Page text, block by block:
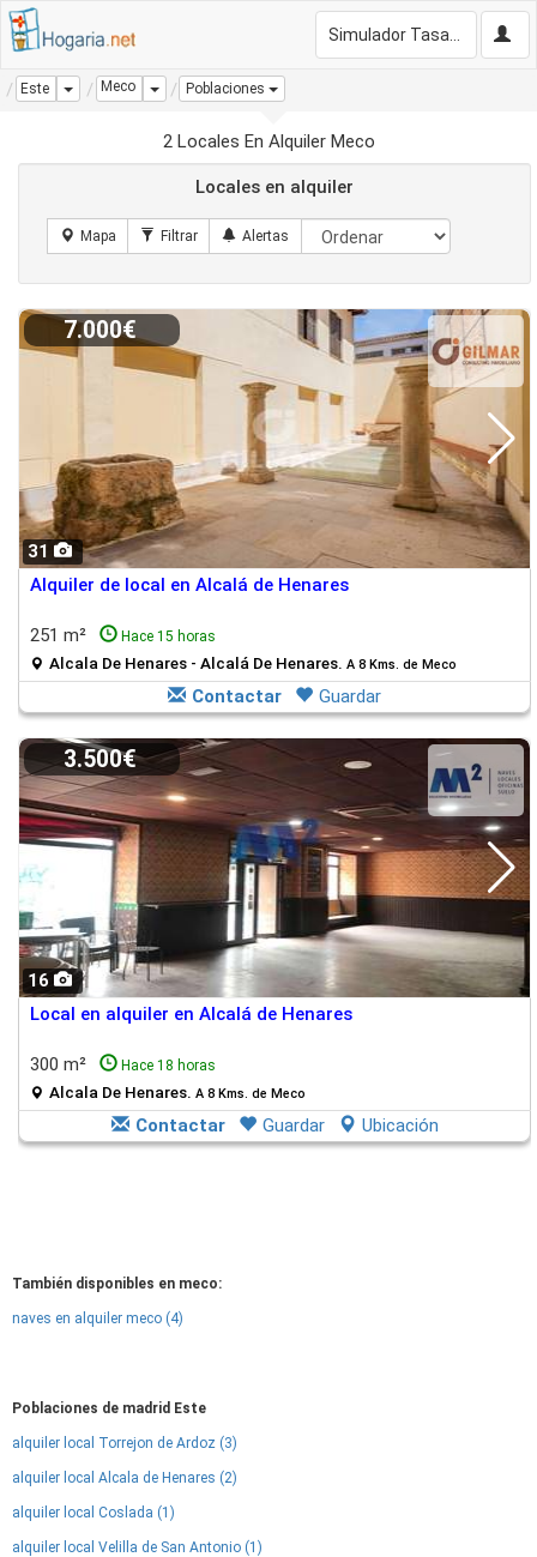
Este Dropdown
Meco Dropdown
Poblaciones
2 Locales En Alquiler Meco
Locales en alquiler
31
7.000€
Alquiler de local en Alcalá de Henares
251 m² Hace 15 horas
Alcala De Henares - Alcalá De Henares. A 8 Kms. de Meco
Contactar Guardar
16
3.500€
Local en alquiler en Alcalá de Henares
300 m² Hace 18 horas
Alcala De Henares. A 8 Kms. de Meco
Contactar Guardar Ubicación
También disponibles en meco:
naves en alquiler meco (4)
Poblaciones de madrid Este
alquiler local Torrejon de Ardoz (3)
alquiler local Alcala de Henares (2)
alquiler local Coslada (1)
alquiler local Velilla de San Antonio (1)